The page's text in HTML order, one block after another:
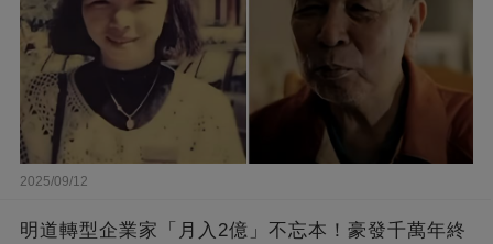
2025/09/12
明道轉型企業家「月入2億」不忘本！豪發千萬年終